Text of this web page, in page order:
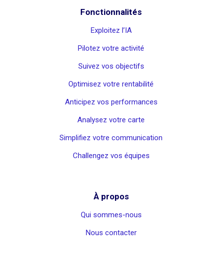
Fonctionnalités
Exploitez l’IA
Pilotez votre activité
Suivez vos objectifs
Optimisez votre rentabilité
Anticipez vos performances
Analysez votre carte
Simplifiez votre communication
Challengez vos équipes
À propos
Qui sommes-nous
Nous contacter